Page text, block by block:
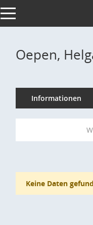
Toggle navigation
Oepen,
Informationen
Keine Daten